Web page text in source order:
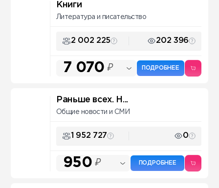
Книги
Литература и писательство
2 002 225 202 396
7 070 ₽ ПОДРОБНЕЕ
Раньше всех. Н...
Общие новости и СМИ
1 952 727 0
950 ₽ ПОДРОБНЕЕ